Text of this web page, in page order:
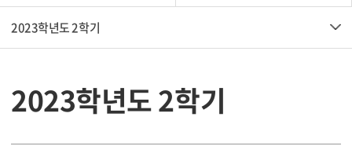
2023학년도 2학기
2023학년도 2학기